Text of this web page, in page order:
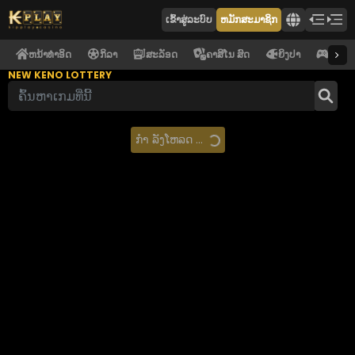
ເຂົ້າ​ສູ່​ລະ​ບົບ ຫມັກສະມາຊິກ
ຫນ້າທໍາອິດ ກິລາ ສະລັອດ ຄາສິໂນ ສົດ ຍິງປາ
ອີ ຄາ
NEW KENO LOTTERY
ກຳ ລັງໂຫລດ ...